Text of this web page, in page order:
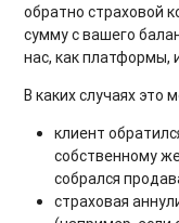
обратно страховой
сумму с вашего
нас, как платформы,
В каких случаях это
клиент
собственному
собрался
страховая